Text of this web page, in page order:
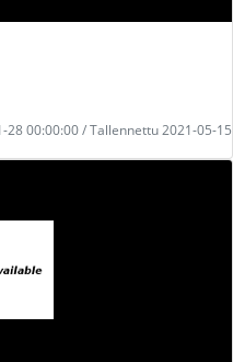
28 00:00:00 / Tallennettu 2021-05-15